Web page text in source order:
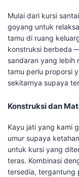
Mulai dari kursi
goyang untuk
tamu di ruang
konstruksi berbeda
sandaran yang lebih
tamu perlu proporsi
sekitarnya supaya
Konstruksi dan
Kayu jati yang kami
umur supaya
untuk kursi yang
teras. Kombinasi
tersedia, tergantung